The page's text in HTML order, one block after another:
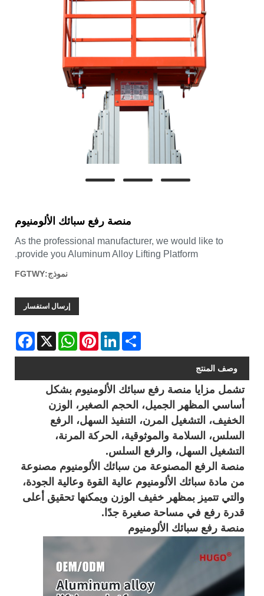
منصة رفع سبائك الألومنيوم
As the professional manufacturer, we would like to
provide you Aluminum Alloy Lifting Platform.
نموذج:FGTWY
إرسال استفسار
X
WhatsAppPinterestLinkedInShare
وصف المنتج
تشمل مزايا منصة رفع سبائك الألومنيوم بشكل
أساسي المظهر الجميل، الحجم الصغير، الوزن
الخفيف، التشغيل المرن، التنفيذ السهل، الرفع
السلس، السلامة والموثوقية، الحركة المرنة،
التشغيل السهل، والرفع السلس. ‌
منصة الرفع المصنوعة من سبائك الألومنيوم مصنوعة
من مادة سبائك الألومنيوم عالية القوة وعالية الجودة،
والتي تتميز بمظهر خفيف الوزن ويمكنها تحقيق أعلى
قدرة رفع في مساحة صغيرة جدًا. ‌
منصة رفع سبائك الألومنيوم